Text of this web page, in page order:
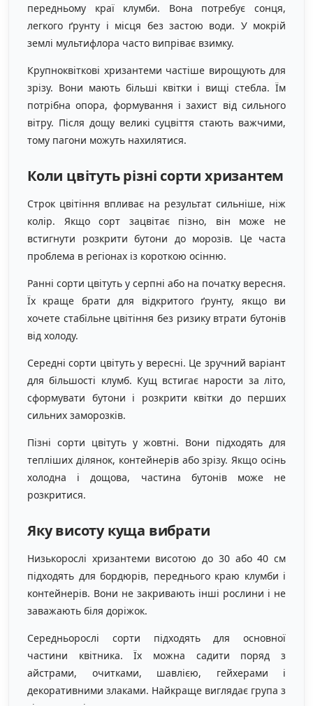
передньому краї клумби. Вона потребує сонця,
легкого ґрунту і місця без застою води. У мокрій
землі мультифлора часто випріває взимку.
Крупноквіткові хризантеми частіше вирощують для
зрізу. Вони мають більші квітки і вищі стебла. Їм
потрібна опора, формування і захист від сильного
вітру. Після дощу великі суцвіття стають важчими,
тому пагони можуть нахилятися.
Коли цвітуть різні сорти хризантем
Строк цвітіння впливає на результат сильніше, ніж
колір. Якщо сорт зацвітає пізно, він може не
встигнути розкрити бутони до морозів. Це часта
проблема в регіонах із короткою осінню.
Ранні сорти цвітуть у серпні або на початку вересня.
Їх краще брати для відкритого ґрунту, якщо ви
хочете стабільне цвітіння без ризику втрати бутонів
від холоду.
Середні сорти цвітуть у вересні. Це зручний варіант
для більшості клумб. Кущ встигає нарости за літо,
сформувати бутони і розкрити квітки до перших
сильних заморозків.
Пізні сорти цвітуть у жовтні. Вони підходять для
тепліших ділянок, контейнерів або зрізу. Якщо осінь
холодна і дощова, частина бутонів може не
розкритися.
Яку висоту куща вибрати
Низькорослі хризантеми висотою до 30 або 40 см
підходять для бордюрів, переднього краю клумби і
контейнерів. Вони не закривають інші рослини і не
заважають біля доріжок.
Середньорослі сорти підходять для основної
частини квітника. Їх можна садити поряд з
айстрами, очитками, шавлією, гейхерами і
декоративними злаками. Найкраще виглядає група з